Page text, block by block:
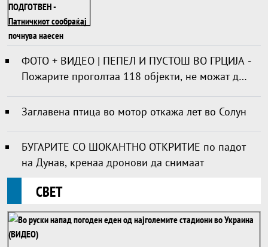
ФОТО + ВИДЕО | ПЕПЕЛ И ПУСТОШ ВО ГРЦИЈА -
Пожарите проголтаа 118 објекти, не можат да
Заглавена птица во мотор откажа лет во Солун
БУГАРИТЕ СО ШОКАНТНО ОТКРИТИЕ по падот
на Дунав, кренаа дронови да снимаат
СВЕТ